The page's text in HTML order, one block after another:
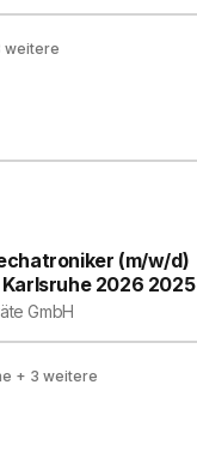
weitere
(m/w/d)
2026 2025
GmbH
+ 3 weitere